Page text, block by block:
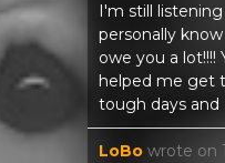
I'm still
personally
owe you a lot!!!!
helped me get
tough days and
LoBo wrote on